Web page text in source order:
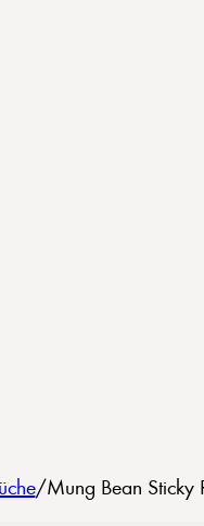
/Mung Bean Sticky